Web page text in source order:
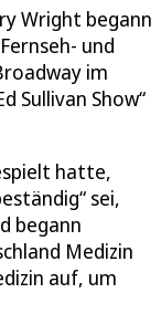
Wright begann
und
im
Sullivan Show“
hatte,
sei,
begann
Medizin
auf, um